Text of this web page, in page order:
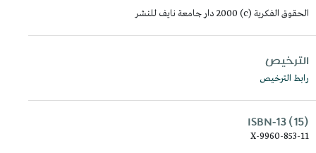
الحقوق الفكرية (c) 2000 دار جامعة نايف للنشر
الترخيص
رابط الترخيص
ISBN-13 (15)
9960-853-11-X